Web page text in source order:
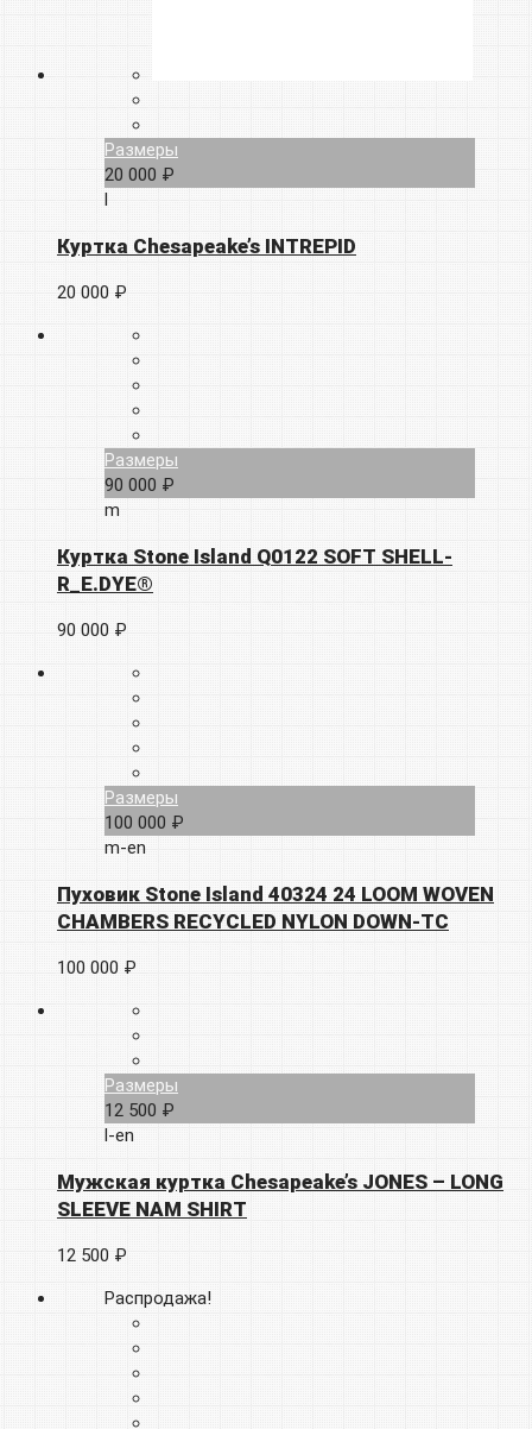
Размеры
20 000 ₽
l
Куртка Chesapeake’s INTREPID
20 000 ₽
Размеры
90 000 ₽
m
Куртка Stone Island Q0122 SOFT SHELL-
R_E.DYE®
90 000 ₽
Размеры
100 000 ₽
m-en
Пуховик Stone Island 40324 24 LOOM WOVEN
CHAMBERS RECYCLED NYLON DOWN-TC
100 000 ₽
Размеры
12 500 ₽
l-en
Мужская куртка Chesapeake’s JONES – LONG
SLEEVE NAM SHIRT
12 500 ₽
Распродажа!